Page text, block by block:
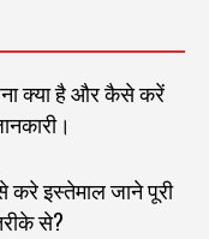
क्या है और कैसे करें
इस्तेमाल जाने पूरी
से?